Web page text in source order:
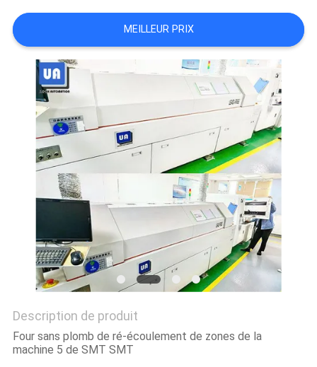
VR
PLAN
SITE
PRIVACY
POLICY
MEILLEUR PRIX
Description de produit
Four sans plomb de ré-écoulement de zones de la
machine 5 de SMT SMT